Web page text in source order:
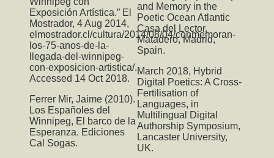
Exposición Artística.” El
Mostrador, 4 Aug 2014,
elmostrador.cl/cultura/2014/08/04/conmemoran-
los-75-anos-de-la-
llegada-del-winnipeg-
con-exposicion-artistica/.
Accessed 14 Oct 2018.
Ferrer Mir, Jaime (2010).
Los Españoles del
Winnipeg, El barco de la
Esperanza. Ediciones
Cal Sogas.
and Memory in the
Poetic Ocean Atlantic
Casa del Lector,
Matadero, Madrid,
Spain.
March 2018, Hybrid
Digital Poetics: A Cross-
Fertilisation of
Languages, in
Multilingual Digital
Authorship Symposium,
Lancaster University,
UK.